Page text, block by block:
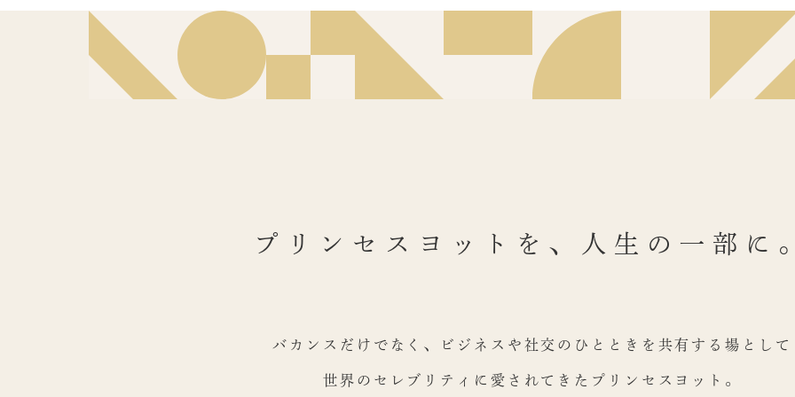
プリンセスヨットを、 人生の一部に
バカンスだけでなく、ビジネスや社交のひとときを共有する場として
世界のセレブリティに愛されてきたプリンセスヨット。